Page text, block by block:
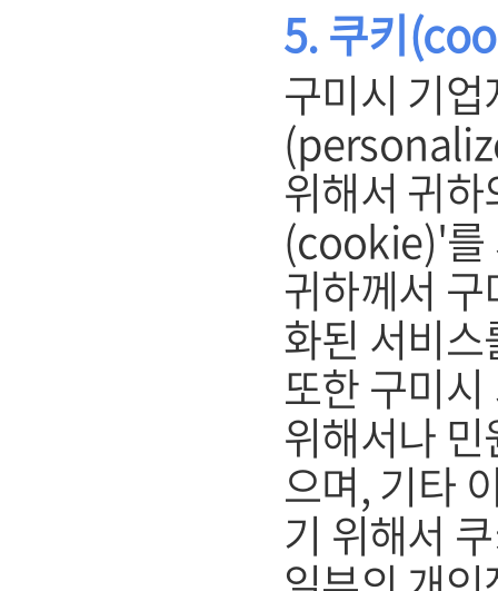
5. 쿠키
구미시 기
위해서 귀
(cookie)'를
귀하께서
화된 서비
또한 구미
위해서나
으며, 기타
기 위해서